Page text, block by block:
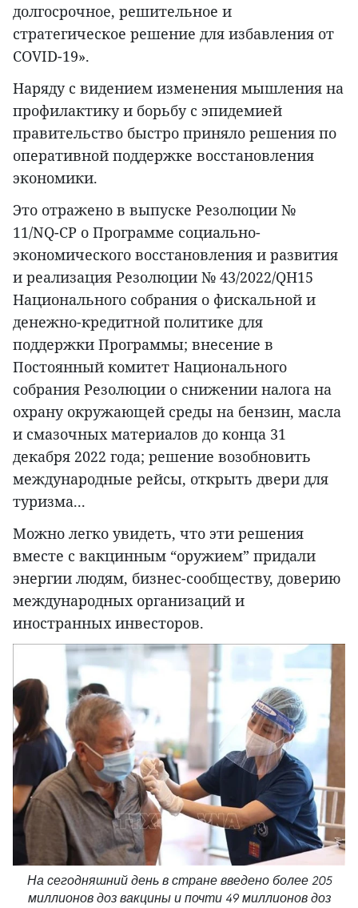
долгосрочное, решительное и
стратегическое решение для избавления от
COVID-19».
Наряду с видением изменения мышления на
профилактику и борьбу с эпидемией
правительство быстро приняло решения по
оперативной поддержке восстановления
экономики.
Это отражено в выпуске Резолюции №
11/NQ-CP о Программе социально-
экономического восстановления и развития
и реализация Резолюции № 43/2022/QH15
Национального собрания о фискальной и
денежно-кредитной политике для
поддержки Программы; внесение в
Постоянный комитет Национального
собрания Резолюции о снижении налога на
охрану окружающей среды на бензин, масла
и смазочных материалов до конца 31
декабря 2022 года; решение возобновить
международные рейсы, открыть двери для
туризма...
Можно легко увидеть, что эти решения
вместе с вакцинным “оружием” придали
энергии людям, бизнес-сообществу, доверию
международных организаций и
иностранных инвесторов.
На сегодняшний день в стране введено более 205
миллионов доз вакцины и почти 49 миллионов доз